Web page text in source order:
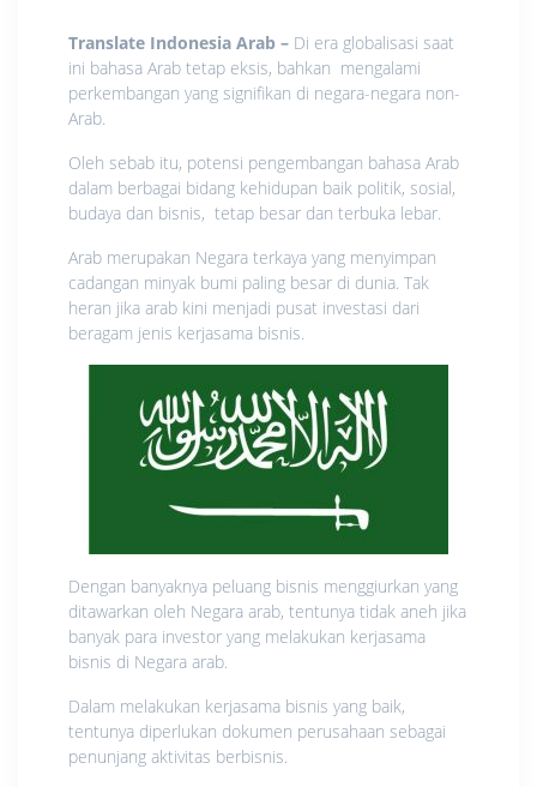
Translate Indonesia Arab – Di era globalisasi saat
ini bahasa Arab tetap eksis, bahkan mengalami
perkembangan yang signifikan di negara-negara non-
Arab.
Oleh sebab itu, potensi pengembangan bahasa Arab
dalam berbagai bidang kehidupan baik politik, sosial,
budaya dan bisnis, tetap besar dan terbuka lebar.
Arab merupakan Negara terkaya yang menyimpan
cadangan minyak bumi paling besar di dunia. Tak
heran jika arab kini menjadi pusat investasi dari
beragam jenis kerjasama bisnis.
Dengan banyaknya peluang bisnis menggiurkan yang
ditawarkan oleh Negara arab, tentunya tidak aneh jika
banyak para investor yang melakukan kerjasama
bisnis di Negara arab.
Dalam melakukan kerjasama bisnis yang baik,
tentunya diperlukan dokumen perusahaan sebagai
penunjang aktivitas berbisnis.